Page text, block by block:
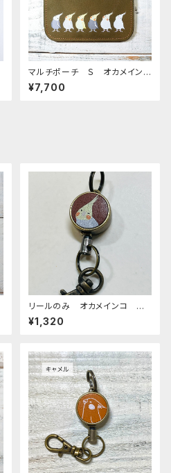
マルチポーチ Ｓ オカメイン
コ ぽわんシリーズ グリー
ン おかめいんこ
¥7,700
リールのみ オカメインコ シ
ナモンパール ブラウン BRO
WN ぽわんシリーズ おかめ
¥1,320